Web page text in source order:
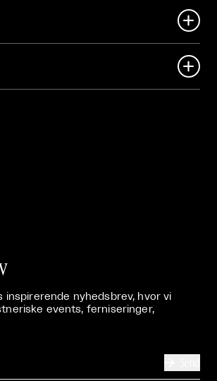


inspirerende nyhedsbrev, hvor vi
events, ferniseringer,